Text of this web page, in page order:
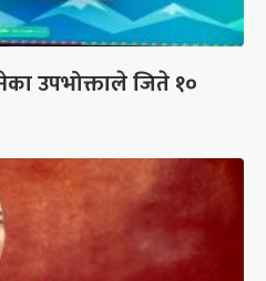
उपभोक्ताले जिते १०